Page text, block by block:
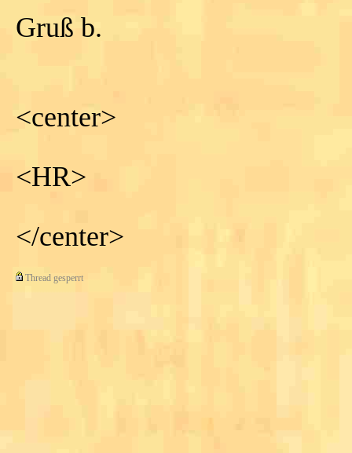
Gruß b.
<center>
<HR>
</center>
Thread gesperrt